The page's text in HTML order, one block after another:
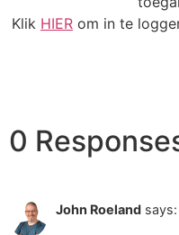
Klik HIER om in te
0
John Roeland says: